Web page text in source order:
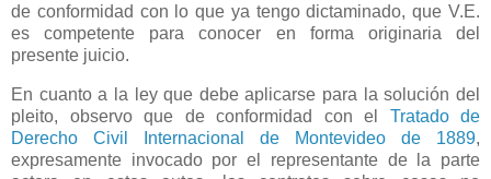
de conformidad con lo que ya tengo dictaminado, que V.E.
es competente para conocer en forma originaria del
presente juicio.
En cuanto a la ley que debe aplicarse para la solución del
pleito, observo que de conformidad con el Tratado de
Derecho Civil Internacional de Montevideo de 1889,
expresamente invocado por el representante de la parte